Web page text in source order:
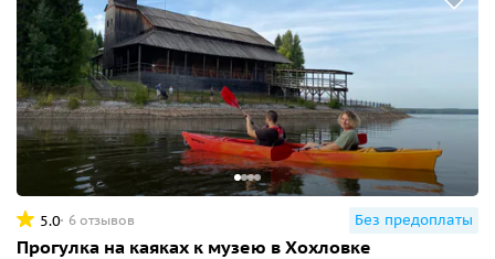
5.0 6 отзывов Без предоплаты
Прогулка на каяках к музею в Хохловке